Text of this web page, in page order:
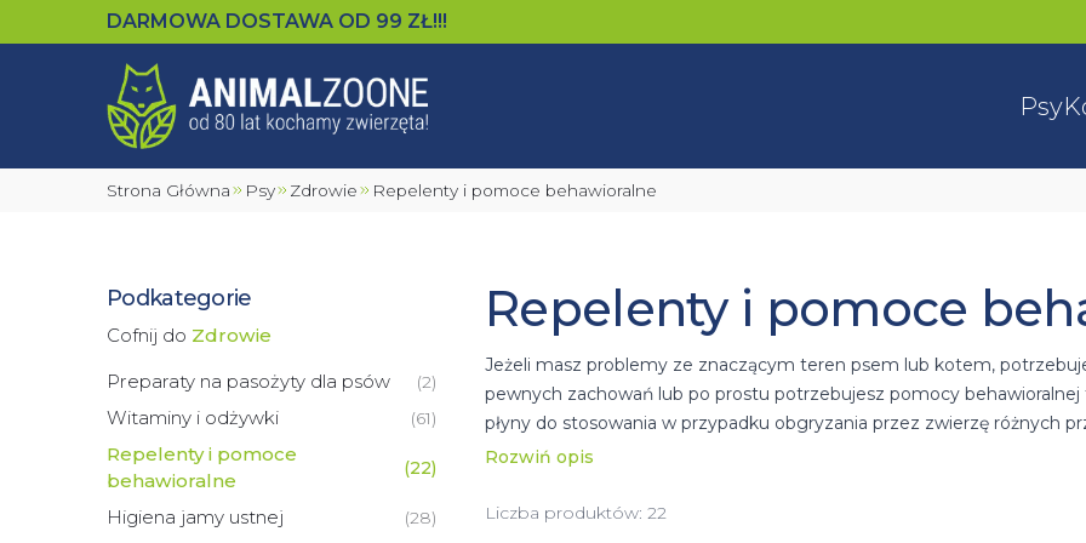
DARMOWA DOSTAWA OD 99 ZŁ!!!
Psy
Strona Główna Psy Zdrowie Repelenty i pomoce behawioralne
Repelenty i pomoce
Jeżeli masz problemy ze znaczącym teren psem lub kotem,
pewnych zachowań lub po prostu potrzebujesz pomocy
płyny do stosowania w przypadku obgryzania przez zwierzę różnych
skutecznie zniechęca czworonoga do dalszej zabawy.
jest przyciągnięcie psa w konkretne miejsce, gdzie chcemy, aby
Rozwiń opis
Podkategorie
Cofnij do Zdrowie
Preparaty na pasożyty dla psów
(2)
Witaminy i odżywki (61)
Repelenty i pomoce
behawioralne
(22)
Higiena jamy ustnej (28) Liczba produktów: 22